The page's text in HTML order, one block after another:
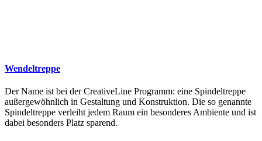
Wendeltreppe
Der Name ist bei der CreativeLine Programm: eine Spindeltreppe
außergewöhnlich in Gestaltung und Konstruktion. Die so genannte
Spindeltreppe verleiht jedem Raum ein besonderes Ambiente und ist
dabei besonders Platz sparend.